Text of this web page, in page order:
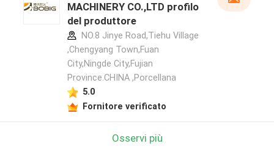
MACHINERY CO.,LTD profilo
del produttore
NO.8 Jinye Road,Tiehu Village
,Chengyang Town,Fuan
City,Ningde City,Fujian
Province.CHINA ,Porcellana
5.0
Fornitore verificato
Osservi più